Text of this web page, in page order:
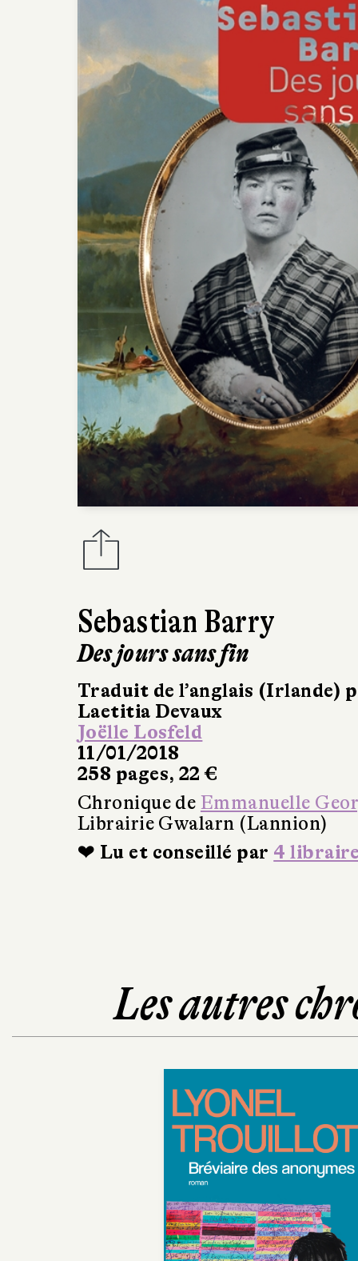
Sebastian Barry
Des jours sans fin
Traduit de l’anglais (Irlande)
Laetitia Devaux
Joëlle Losfeld
11/01/2018
258 pages, 22 €
Chronique de Emmanuelle
Librairie Gwalarn (Lannion)
❤ Lu et conseillé par 4
Les autres